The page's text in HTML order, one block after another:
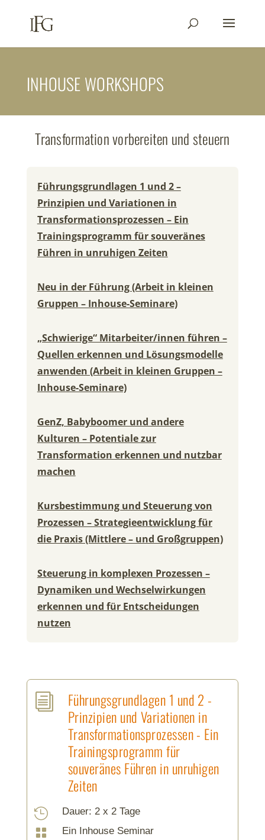
INHOUSE WORKSHOPS
Transformation vorbereiten und steuern
Führungsgrundlagen 1 und 2 –
Prinzipien und Variationen in
Transformationsprozessen – Ein
Trainingsprogramm für souveränes
Führen in unruhigen Zeiten
Neu in der Führung (Arbeit in kleinen
Gruppen – Inhouse-Seminare)
„Schwierige“ Mitarbeiter/innen führen –
Quellen erkennen und Lösungsmodelle
anwenden (Arbeit in kleinen Gruppen –
Inhouse-Seminare)
GenZ, Babyboomer und andere
Kulturen – Potentiale zur
Transformation erkennen und nutzbar
machen
Kursbestimmung und Steuerung von
Prozessen – Strategieentwicklung für
die Praxis (Mittlere – und Großgruppen)
Steuerung in komplexen Prozessen –
Dynamiken und Wechselwirkungen
erkennen und für Entscheidungen
nutzen
i
Führungsgrundlagen 1 und 2 -
Prinzipien und Variationen in
Transformationsprozessen - Ein
Trainingsprogramm für
souveränes Führen in unruhigen
Zeiten
 Dauer: 2 x 2 Tage
 Ein Inhouse Seminar